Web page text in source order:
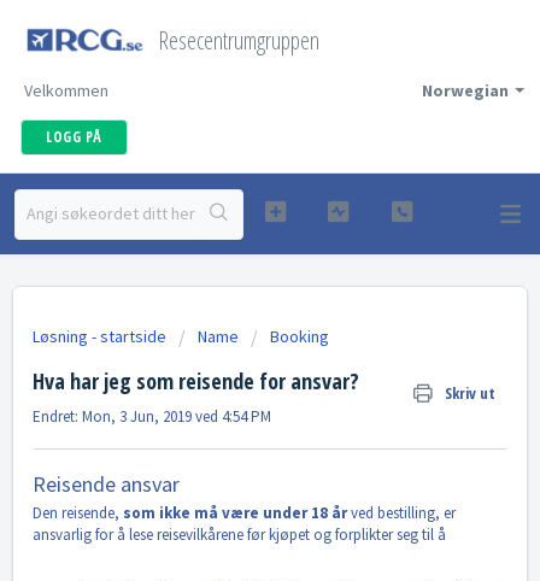
Resecentrumgruppen
Norwegian
Velkommen
LOGG PÅ
Løsning - startside Name Booking
Hva har jeg som reisende for ansvar? Skriv ut
Endret: Mon, 3 Jun, 2019 ved 4:54 PM
Reisende ansvar
Den reisende, som ikke må være under 18 årved bestilling, er
ansvarlig for å lese reisevilkårene før kjøpet og forplikter seg til å